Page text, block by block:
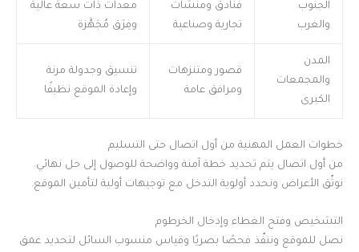
الجنوب
والغرب
فنادق ومنشآت
تجارية وصناعية
معدات ذات سعة عالية
وفِرَق مُجَهَّزة
المدن
والمجمعات
الكبرى
قصور ومتنزهات
ومرافق عامة
تنسيق وجدولة مرنة
وإعادة الموقع نظيفًا
خطوات العمل المهنية من أول اتصال حتى التسليم
من أول اتصال يتم تحديد خطة آمنة وواضحة للوصول إلى حل نهائي.
نوثّق الأعراض ونحدد أولوية التدخل مع توجيهات أولية لتأمين الموقع.
التشخيص وفتح الغطاء وإدخال الخرطوم
نصل للموقع وننفّذ فحصًا بصريًا وقياس منسوب السائل لتحديد عمق